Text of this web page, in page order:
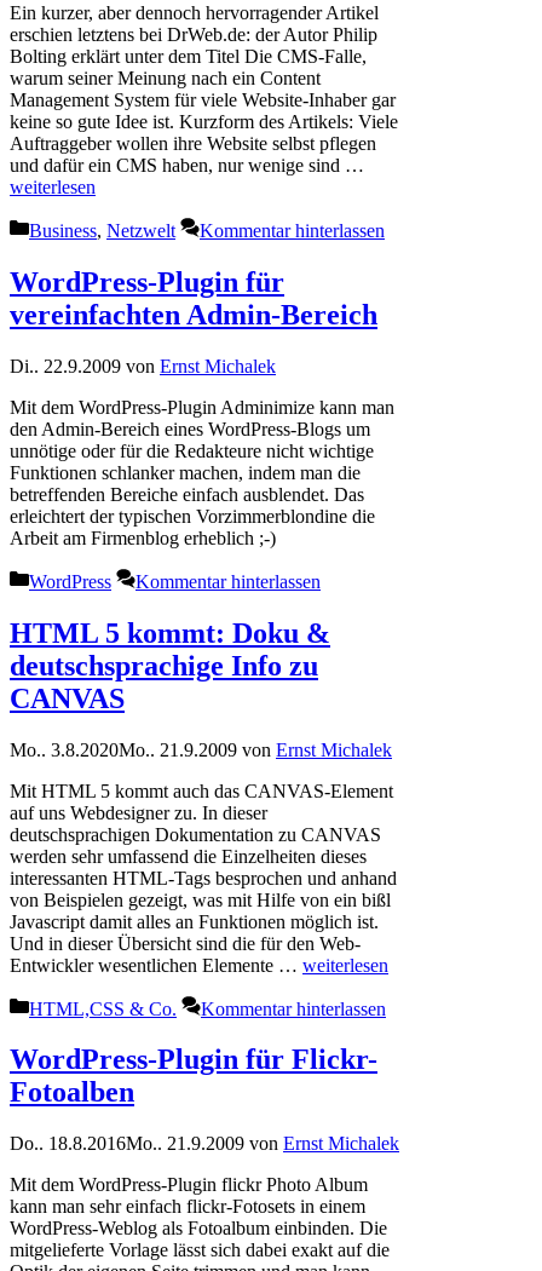
Ein kurzer, aber dennoch hervorragender Artikel
erschien letztens bei DrWeb.de: der Autor Philip
Bolting erklärt unter dem Titel Die CMS-Falle,
warum seiner Meinung nach ein Content
Management System für viele Website-Inhaber gar
keine so gute Idee ist. Kurzform des Artikels: Viele
Auftraggeber wollen ihre Website selbst pflegen
und dafür ein CMS haben, nur wenige sind …
weiterlesen
Kategorien
Business, Netzwelt Kommentar hinterlassen
WordPress-Plugin für
vereinfachten Admin-Bereich
Di.. 22.9.2009 von Ernst Michalek
Mit dem WordPress-Plugin Adminimize kann man
den Admin-Bereich eines WordPress-Blogs um
unnötige oder für die Redakteure nicht wichtige
Funktionen schlanker machen, indem man die
betreffenden Bereiche einfach ausblendet. Das
erleichtert der typischen Vorzimmerblondine die
Arbeit am Firmenblog erheblich ;-)
Kategorien
WordPress Kommentar hinterlassen
HTML 5 kommt: Doku &
deutschsprachige Info zu
CANVAS
Mo.. 3.8.2020Mo.. 21.9.2009 von Ernst Michalek
Mit HTML 5 kommt auch das CANVAS-Element
auf uns Webdesigner zu. In dieser
deutschsprachigen Dokumentation zu CANVAS
werden sehr umfassend die Einzelheiten dieses
interessanten HTML-Tags besprochen und anhand
von Beispielen gezeigt, was mit Hilfe von ein bißl
Javascript damit alles an Funktionen möglich ist.
Und in dieser Übersicht sind die für den Web-
Entwickler wesentlichen Elemente … weiterlesen
Kategorien
HTML,CSS & Co. Kommentar hinterlassen
WordPress-Plugin für Flickr-
Fotoalben
Do.. 18.8.2016Mo.. 21.9.2009 von Ernst Michalek
Mit dem WordPress-Plugin flickr Photo Album
kann man sehr einfach flickr-Fotosets in einem
WordPress-Weblog als Fotoalbum einbinden. Die
mitgelieferte Vorlage lässt sich dabei exakt auf die